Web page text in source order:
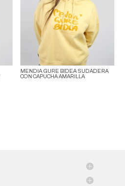
MENDIA GURE BIDEA SUDADERA
CON CAPUCHA AMARILLA